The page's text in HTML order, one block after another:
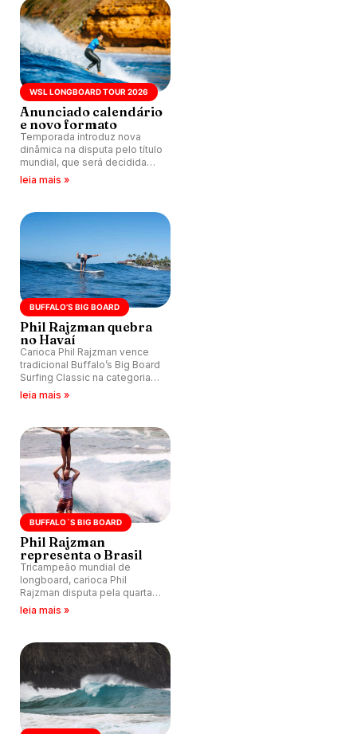
WSL LONGBOARD TOUR 2026
Anunciado calendário
e novo formato
Temporada introduz nova
dinâmica na disputa pelo título
mundial, que será decidida
em El Salvador, em março de
leia mais »
BUFFALO’S BIG BOARD
Phil Rajzman quebra
no Havaí
Carioca Phil Rajzman vence
tradicional Buffalo’s Big Board
Surfing Classic na categoria
Open / Internacional.
leia mais »
BUFFALO´S BIG BOARD
Phil Rajzman
representa o Brasil
Tricampeão mundial de
longboard, carioca Phil
Rajzman disputa pela quarta
vez evento reverenciados por
leia mais »